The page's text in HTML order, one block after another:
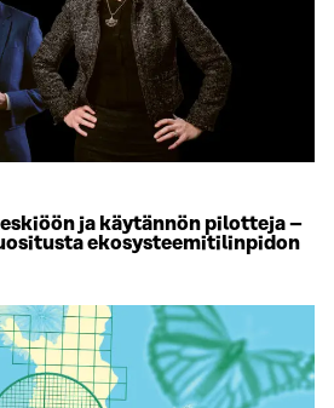
ja käytännön pilotteja –
ekosysteemitilinpidon